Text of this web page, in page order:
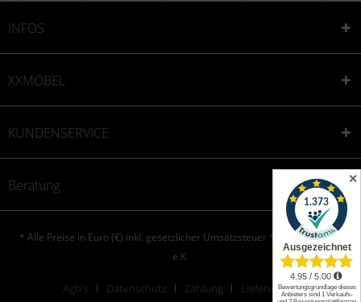
✕
INFOS
XXMÖBEL
KUNDENSERVICE
Beratung
* Alle Preise in Euro (€) inkl. gesetzlicher Umsatzsteuer * © XXONE aktiv
e.K.
Agb's Datenschutz Zahlung Lieferung